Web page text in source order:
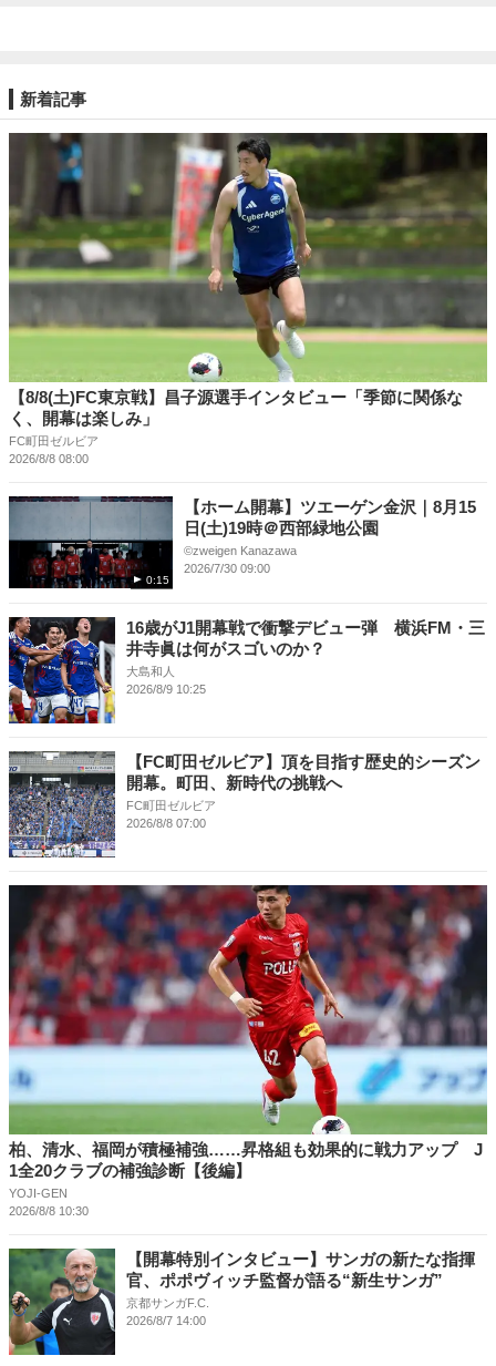
新着記事
【8/8(土)FC東京戦】昌子源選手インタビュー「季節に関係な
く、開幕は楽しみ」
FC町田ゼルビア
2026/8/8 08:00
0:15
【ホーム開幕】ツエーゲン金沢｜8月15
日(土)19時＠西部緑地公園
©︎zweigen Kanazawa
2026/7/30 09:00
16歳がJ1開幕戦で衝撃デビュー弾 横浜FM・三
井寺眞は何がスゴいのか？
大島和人
2026/8/9 10:25
【FC町田ゼルビア】頂を目指す歴史的シーズン
開幕。町田、新時代の挑戦へ
FC町田ゼルビア
2026/8/8 07:00
柏、清水、福岡が積極補強……昇格組も効果的に戦力アップ J
1全20クラブの補強診断【後編】
YOJI-GEN
2026/8/8 10:30
【開幕特別インタビュー】サンガの新たな指揮
官、ポポヴィッチ監督が語る“新生サンガ”
京都サンガF.C.
2026/8/7 14:00